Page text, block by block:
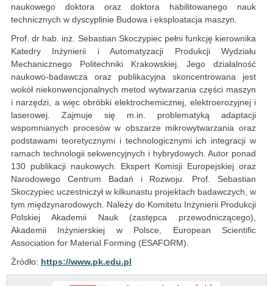
naukowego doktora oraz doktora habilitowanego nauk
technicznych w dyscyplinie Budowa i eksploatacja maszyn.
Prof. dr hab. inż. Sebastian Skoczypiec pełni funkcję kierownika
Katedry Inżynierii i Automatyzacji Produkcji Wydziału
Mechanicznego Politechniki Krakowskiej. Jego działalność
naukowo-badawcza oraz publikacyjna skoncentrowana jest
wokół niekonwencjonalnych metod wytwarzania części maszyn
i narzędzi, a więc obróbki elektrochemicznej, elektroerozyjnej i
laserowej. Zajmuje się m.in. problematyką adaptacji
wspomnianych procesów w obszarze mikrowytwarzania oraz
podstawami teoretycznymi i technologicznymi ich integracji w
ramach technologii sekwencyjnych i hybrydowych. Autor ponad
130 publikacji naukowych. Ekspert Komisji Europejskiej oraz
Narodowego Centrum Badań i Rozwoju. Prof. Sebastian
Skoczypiec uczestniczył w kilkunastu projektach badawczych, w
tym międzynarodowych. Należy do Komitetu Inżynierii Produkcji
Polskiej Akademii Nauk (zastępca przewodniczącego),
Akademii Inżynierskiej w Polsce, European Scientific
Association for Material Forming (ESAFORM).
Źródło: https://www.pk.edu.pl